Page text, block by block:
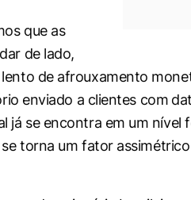
que as
de lado,
de afrouxamento
enviado a clientes com
já se encontra em um nível
se torna um fator